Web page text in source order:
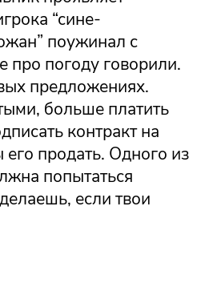
“сине-
поужинал с
про погоду говорили.
предложениях.
больше платить
контракт на
продать. Одного из
попытаться
если твои